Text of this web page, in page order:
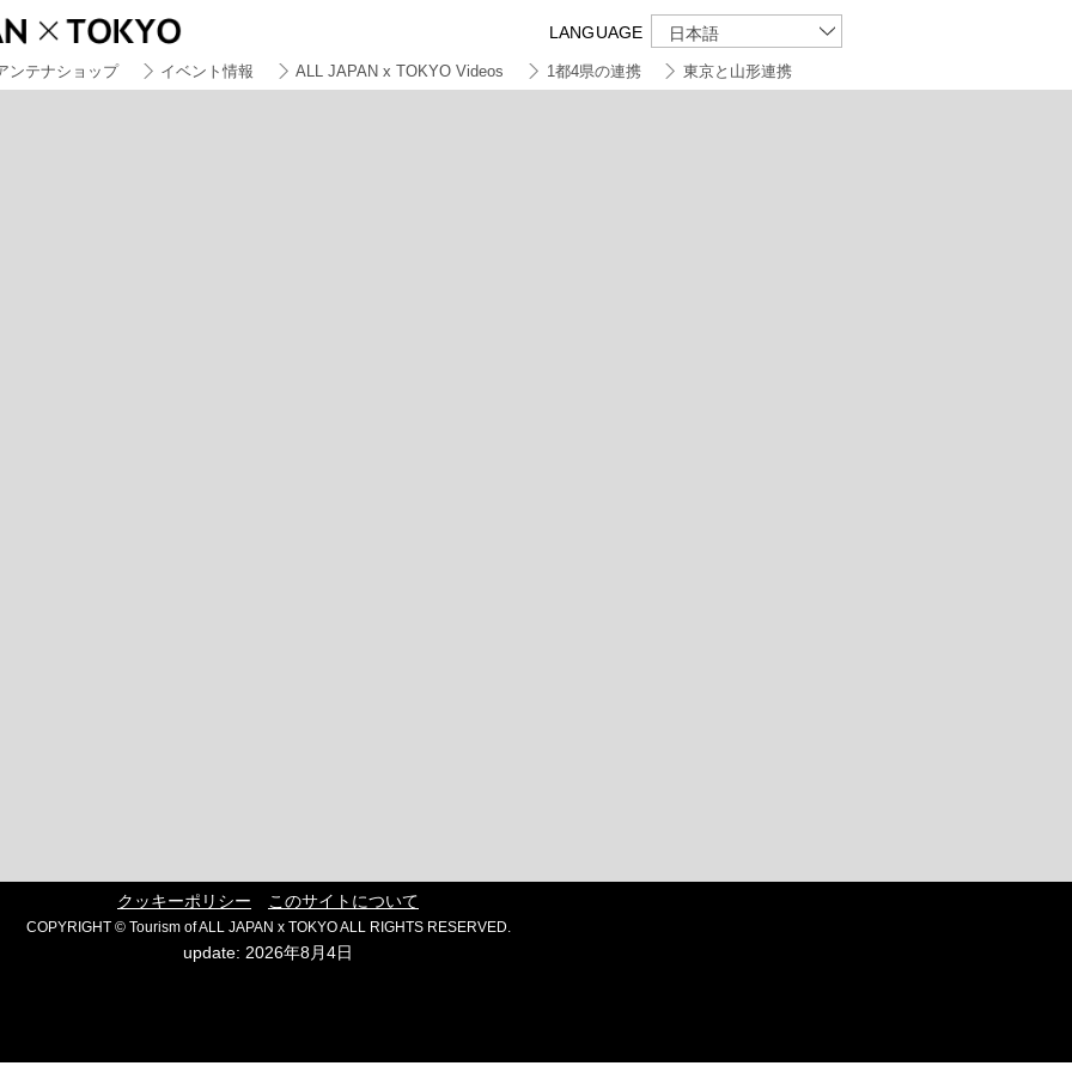
LANGUAGE 日本語
ンテナショップ イベント情報 ALL JAPAN x TOKYO Videos 1都4県の連携 東京と山形連携
クッキーポリシー このサイトについて
COPYRIGHT © Tourism of ALL JAPAN x TOKYO ALL RIGHTS RESERVED.
update: 2026年8月4日